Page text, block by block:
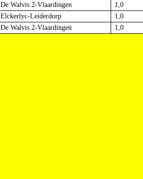
De Walvis 2-Vlaardingen 1,0
Elckerlyc-Leiderdorp 1,0
De Walvis 2-Vlaardingen 1,0